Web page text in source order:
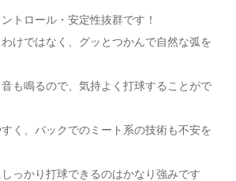
トロール・安定性抜群です！
けではなく、グッとつかんで自然な弧を
も鳴るので、気持よく打球することがで
く、バックでのミート系の技術も不安を
っかり打球できるのはかなり強みです